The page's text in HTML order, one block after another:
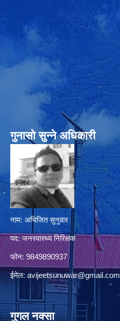
गुनासो सुन्‍ने अधिकारी
नाम: अभिजित सुनुवार
पद: जनस्वास्थ्य निरिक्षक
फोन: 9849890937
ईमेल: avijeetsunuwar@gmail.com
गुगल नक्सा